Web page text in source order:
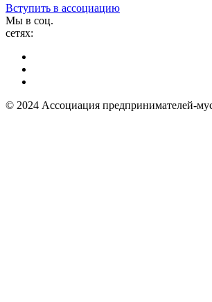
Вступить в ассоциацию
Мы в соц.
сетях:
© 2024 Ассоциация предпринимателей-